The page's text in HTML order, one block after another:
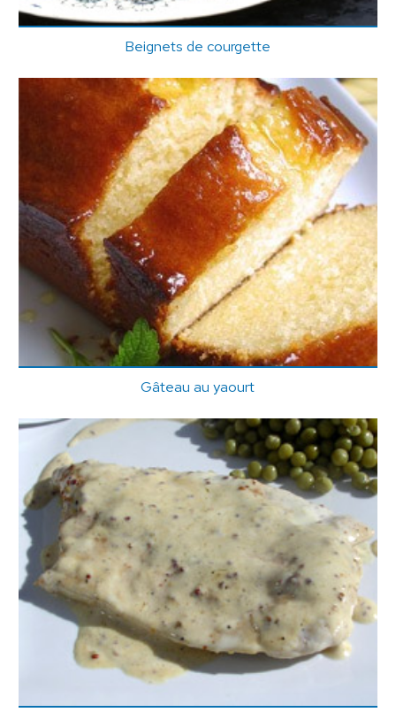
Beignets de courgette
Gâteau au yaourt